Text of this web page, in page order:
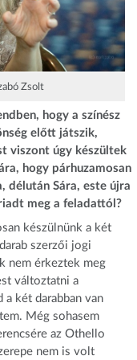
Zsolt
hogy a színész
előtt játszik,
viszont úgy készültek
hogy párhuzamosan
délután Sára, este újra
meg a feladattól?
készülnünk a két
szerzői jogi
nem érkeztek meg
változtatni a
két darabban van
Még sohasem
az Othello
nem is volt